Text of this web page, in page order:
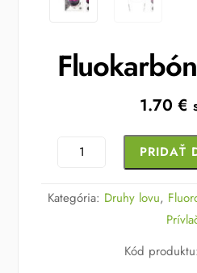
1.70 €
množstvo
Fluokarbónové
lanko
PRIDAŤ
Kategória: Druhy lovu,
Kód produktu